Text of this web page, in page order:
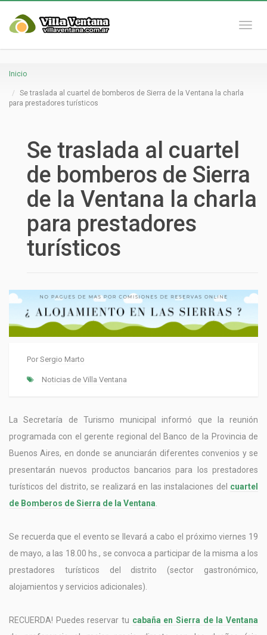
Inicio
Se traslada al cuartel de bomberos de Sierra de la Ventana la charla
para prestadores turísticos
Se traslada al cuartel
de bomberos de Sierra
de la Ventana la charla
para prestadores
turísticos
Por Sergio Marto
Noticias de Villa Ventana
La Secretaría de Turismo municipal informó que la reunión
programada con el gerente regional del Banco de la Provincia de
Buenos Aires, en donde se anunciarán diferentes convenios y se
presentarán nuevos productos bancarios para los prestadores
turísticos del distrito, se realizará en las instalaciones del cuartel
de Bomberos de Sierra de la Ventana
Se recuerda que el evento se llevará a cabo el próximo viernes 19
de mayo, a las 18.00 hs., se convoca a participar de la misma a los
prestadores turísticos del distrito (sector gastronómico,
alojamientos y servicios adicionales).
RECUERDA! Puedes reservar tu cabaña en Sierra de la Ventana